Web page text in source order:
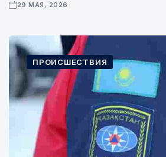
29 МАЯ, 2026
ПРОИСШЕСТВИЯ